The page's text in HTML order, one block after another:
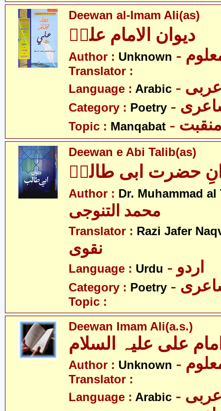
Deewan al-Imam Ali(as)
دیوان الامام علیؑ
Author : Unknown معلوم
Translator :
Language : Arabic عربی
Category : Poetry
Topic : Manqabat منقبت
Deewan e Abi Talib(as)
حضرت ابی طالبؑ
Author : Dr. Muhammad al
محمد التنوجی
Translator : Razi Jafer
نقوی
Language : Urdu - اردو
Category : Poetry
Topic :
Deewan Imam Ali(a.s.)
علی علیہ السلام
Author : Unknown
Translator :
Language : Arabic عربی